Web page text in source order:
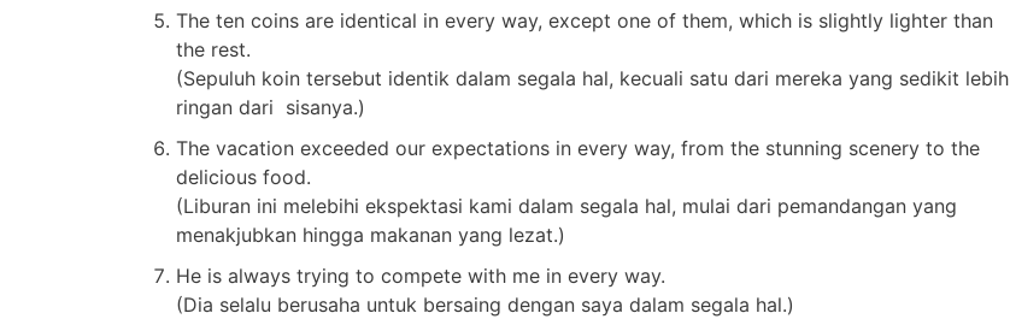
The ten coins are identical in every way, except one of them, which is slightly lighter than
the rest.
(Sepuluh koin tersebut identik dalam segala hal, kecuali satu dari mereka yang sedikit lebih
ringan dari sisanya.)
The vacation exceeded our expectations in every way, from the stunning scenery to the
delicious food.
(Liburan ini melebihi ekspektasi kami dalam segala hal, mulai dari pemandangan yang
menakjubkan hingga makanan yang lezat.)
He is always trying to compete with me in every way.
(Dia selalu berusaha untuk bersaing dengan saya dalam segala hal.)